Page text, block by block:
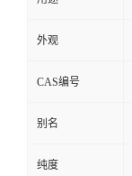
外观
CAS编号
别名
纯度